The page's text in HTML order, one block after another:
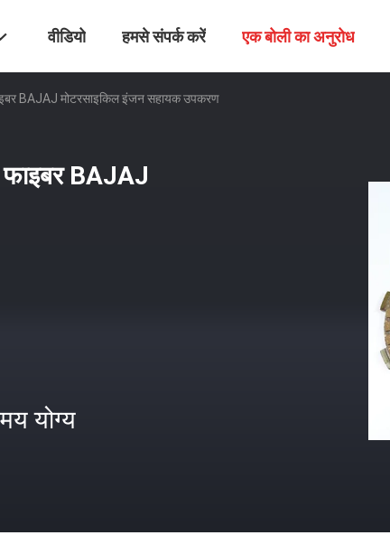
वीडियो हमसे संपर्क करें एक बोली का अनुरोध
BAJAJ मोटरसाइकिल इंजन सहायक उपकरण
फाइबर BAJAJ
योग्य